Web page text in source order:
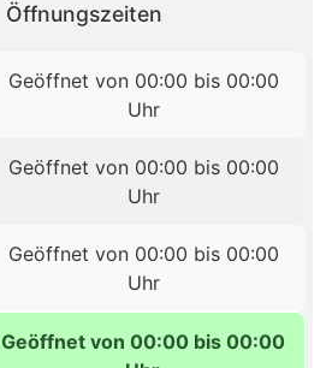
Öffnungszeiten
Geöffnet von 00:00 bis 00:00
Uhr
Geöffnet von 00:00 bis 00:00
Uhr
Geöffnet von 00:00 bis 00:00
Uhr
Geöffnet von 00:00 bis 00:00